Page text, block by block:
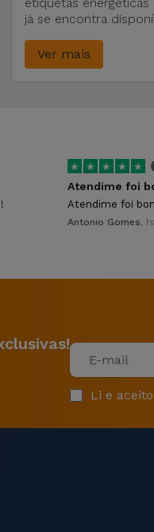
já se encontra
Ver mais
★ ★ ★ ★ ★
Atendime foi
Atendime foi
Antonio Gomes,
Li e